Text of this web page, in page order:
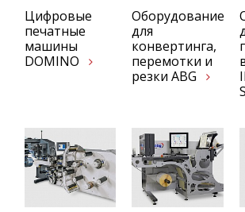
Цифровые
печатные
машины
DOMINO
Оборудование
для
конвертинга,
перемотки и
резки ABG